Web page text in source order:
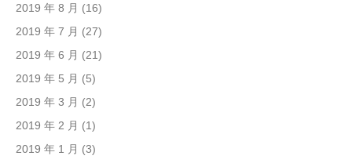
2019 年 8 月 (16)
2019 年 7 月 (27)
2019 年 6 月 (21)
2019 年 5 月 (5)
2019 年 3 月 (2)
2019 年 2 月 (1)
2019 年 1 月 (3)